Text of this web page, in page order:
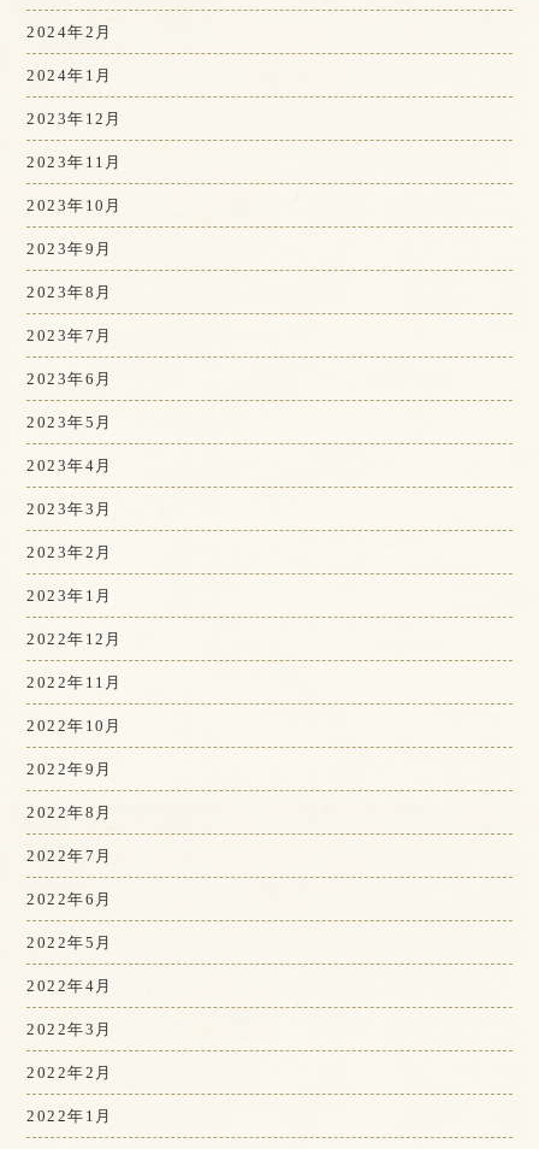
2024年2月
2024年1月
2023年12月
2023年11月
2023年10月
2023年9月
2023年8月
2023年7月
2023年6月
2023年5月
2023年4月
2023年3月
2023年2月
2023年1月
2022年12月
2022年11月
2022年10月
2022年9月
2022年8月
2022年7月
2022年6月
2022年5月
2022年4月
2022年3月
2022年2月
2022年1月